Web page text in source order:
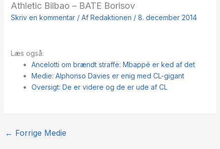
Athletic Bilbao – BATE Borisov
Skriv en kommentar / Af Redaktionen / 8. december 2014
Læs også:
Ancelotti om brændt straffe: Mbappé er ked af det
Medie: Alphonso Davies er enig med CL-gigant
Oversigt: De er videre og de er ude af CL
← Forrige Medie